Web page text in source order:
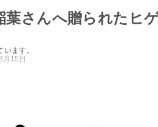
葉さんへ贈られたヒ
ます。
月15日